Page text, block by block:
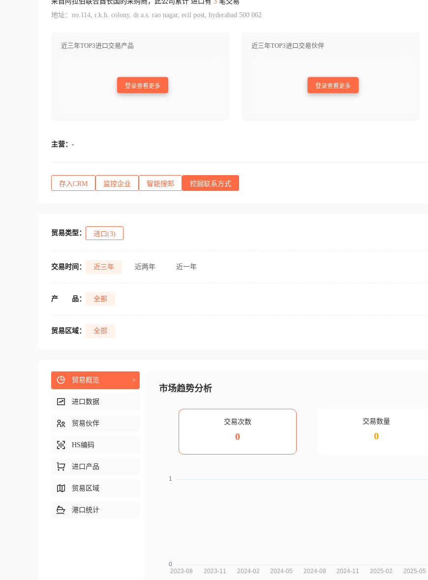
地址：no.114, r.k.h. colony, dr.a.s. rao nagar, ecil post, hyderabad 500 062
近三年TOP3进口交易产品
登录查看更多
近三年TOP3进口交易伙伴
登录查看更多
主营： -
存入CRM 监控企业 智能搜邮 挖掘联系方式
贸易类型： 进口(3)
交易时间： 近三年 近两年 近一年
产 品： 全部
贸易区域： 全部
市场趋势分析
交易次数
0
交易数量
0
贸易概览 >
进口数据
贸易伙伴
HS编码
进口产品
贸易区域
港口统计